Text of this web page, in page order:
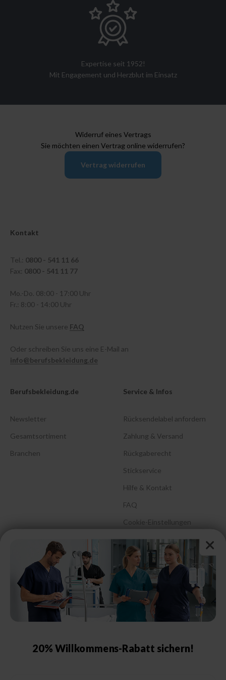
Expertise seit 1952!
Mit Engagement und Herzblut im Einsatz
Widerruf eines Vertrags
Sie möchten einen Vertrag online widerrufen?
Vertrag widerrufen
Kontakt
Tel.: 0800 - 541 11 66
Fax: 0800 - 541 11 77
Mo.-Do. 08:00 - 17:00 Uhr
Fr.: 8:00 - 14:00 Uhr
Nutzen Sie unsere FAQ
Oder schreiben Sie uns eine E-Mail an
info@berufsbekleidung.de
Berufsbekleidung.de
Newsletter
Gesamtsortiment
Branchen
Service & Infos
Rücksendelabel anfordern
Zahlung & Versand
Rückgaberecht
Stickservice
Hilfe & Kontakt
FAQ
Cookie-Einstellungen
Barrierefreiheitserklärung
Größenberatung &
Pflegehinweise
Größentabelle Damen
Größentabelle Schuhe
20% Willkommens-Rabatt sichern!